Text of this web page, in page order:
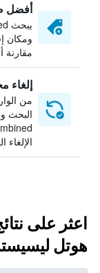
أفضل
ومكان
مقارنة
إلغاء
من
البحث
الإلغاء
اعثر على
هوتل